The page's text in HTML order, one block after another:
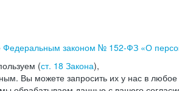
Федеральным законом № 152-ФЗ «О
(ст. 18 Закона),
Вы можете запросить их у нас в